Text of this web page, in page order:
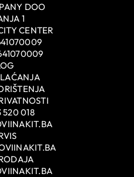
DOO
1
CENTER
520 018